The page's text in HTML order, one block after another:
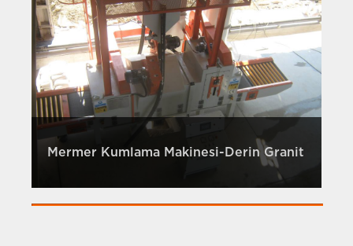
Mermer Kumlama Makinesi-Derin Granit